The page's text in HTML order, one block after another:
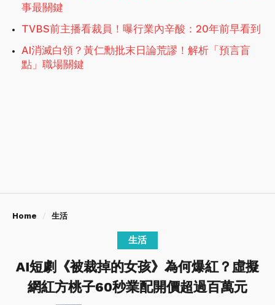
事最關鍵
TVBS前主播看裁員！曝行業內辛酸：20年前早看到
AI消滅白領？黃仁勳批末日論荒謬！解析「預言盲
點」職場關鍵
Home 生活
生活
AI短劇《被裁掉的女孩》為何爆紅？虛擬
網紅方桃子60秒業配開價超過百萬元